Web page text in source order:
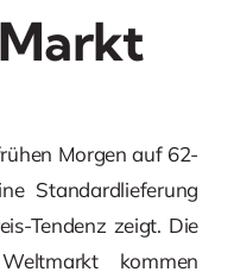
Morgen auf 62-
Standardlieferung
Tendenz zeigt. Die
kommen